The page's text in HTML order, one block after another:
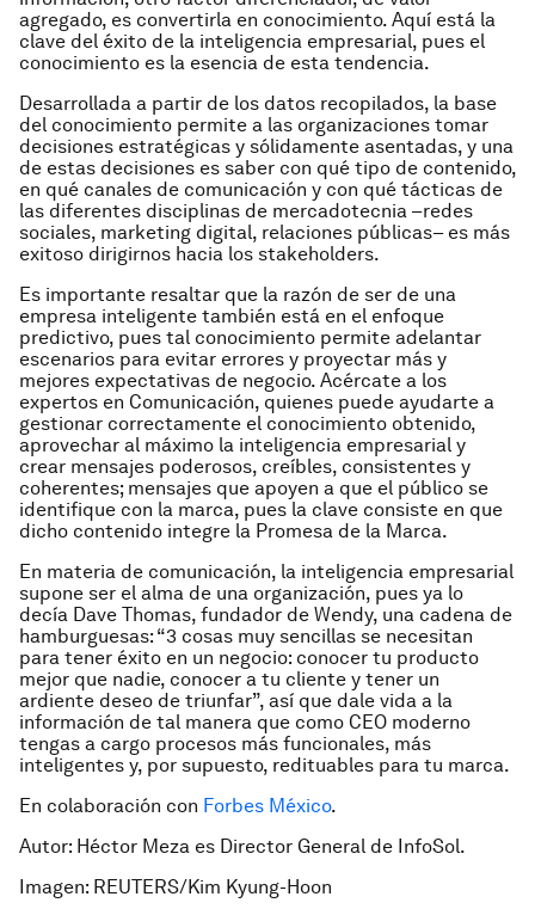
agregado, es convertirla en conocimiento. Aquí está la
clave del éxito de la inteligencia empresarial, pues el
conocimiento es la esencia de esta tendencia.
Desarrollada a partir de los datos recopilados, la base
del conocimiento permite a las organizaciones tomar
decisiones estratégicas y sólidamente asentadas, y una
de estas decisiones es saber con qué tipo de contenido,
en qué canales de comunicación y con qué tácticas de
las diferentes disciplinas de mercadotecnia –redes
sociales, marketing digital, relaciones públicas– es más
exitoso dirigirnos hacia los stakeholders.
Es importante resaltar que la razón de ser de una
empresa inteligente también está en el enfoque
predictivo, pues tal conocimiento permite adelantar
escenarios para evitar errores y proyectar más y
mejores expectativas de negocio. Acércate a los
expertos en Comunicación, quienes puede ayudarte a
gestionar correctamente el conocimiento obtenido,
aprovechar al máximo la inteligencia empresarial y
crear mensajes poderosos, creíbles, consistentes y
coherentes; mensajes que apoyen a que el público se
identifique con la marca, pues la clave consiste en que
dicho contenido integre la Promesa de la Marca.
En materia de comunicación, la inteligencia empresarial
supone ser el alma de una organización, pues ya lo
decía Dave Thomas, fundador de Wendy, una cadena de
hamburguesas: “3 cosas muy sencillas se necesitan
para tener éxito en un negocio: conocer tu producto
mejor que nadie, conocer a tu cliente y tener un
ardiente deseo de triunfar”, así que dale vida a la
información de tal manera que como CEO moderno
tengas a cargo procesos más funcionales, más
inteligentes y, por supuesto, redituables para tu marca.
En colaboración con Forbes México.
Autor: Héctor Meza es Director General de InfoSol.
Imagen: REUTERS/Kim Kyung-Hoon